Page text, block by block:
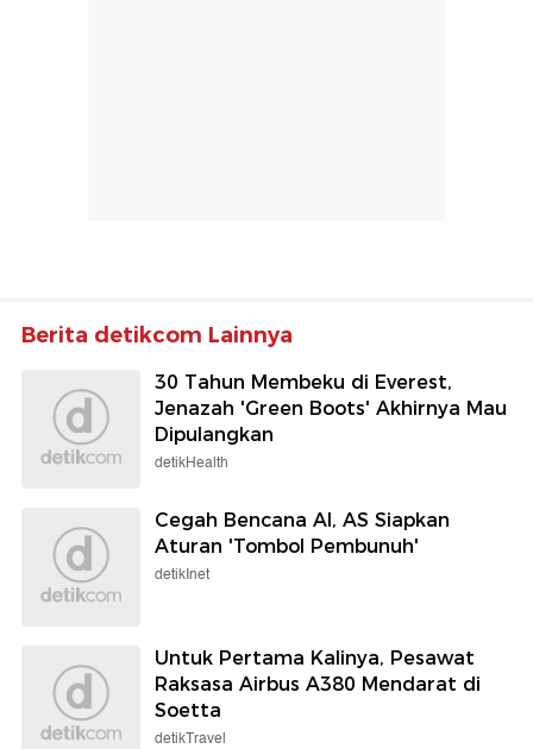
Berita detikcom Lainnya
30 Tahun Membeku di Everest,
Jenazah 'Green Boots' Akhirnya Mau
Dipulangkan
detikHealth
Cegah Bencana AI, AS Siapkan
Aturan 'Tombol Pembunuh'
detikInet
Untuk Pertama Kalinya, Pesawat
Raksasa Airbus A380 Mendarat di
Soetta
detikTravel